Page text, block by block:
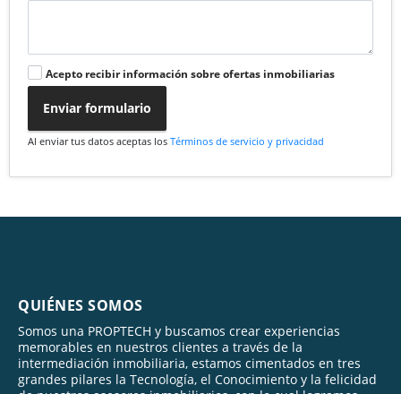
Acepto recibir información sobre ofertas inmobiliarias
Enviar formulario
Al enviar tus datos aceptas los Términos de servicio y privacidad
QUIÉNES SOMOS
Somos una PROPTECH y buscamos crear experiencias
memorables en nuestros clientes a través de la
intermediación inmobiliaria, estamos cimentados en tres
grandes pilares la Tecnología, el Conocimiento y la felicidad